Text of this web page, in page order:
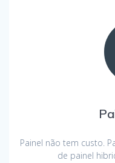
Painel não tem custo.
de painel